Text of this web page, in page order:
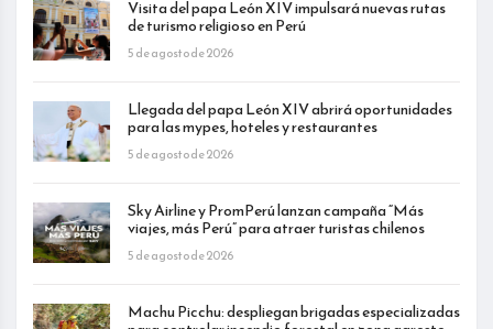
Visita del papa León XIV impulsará nuevas rutas
de turismo religioso en Perú
5 de agosto de 2026
Llegada del papa León XIV abrirá oportunidades
para las mypes, hoteles y restaurantes
5 de agosto de 2026
Sky Airline y PromPerú lanzan campaña “Más
viajes, más Perú” para atraer turistas chilenos
5 de agosto de 2026
Machu Picchu: despliegan brigadas especializadas